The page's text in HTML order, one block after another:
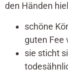
den Händen
schöne
guten Fee
sie sticht